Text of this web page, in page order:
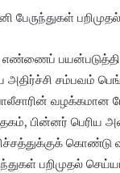
பேருந்துகள்
எண்ணைப் பயன்படுத்தி
அதிர்ச்சி சம்பவம்
வழக்கமான
பின்னர் பெரிய
கொண்டு
பறிமுதல்